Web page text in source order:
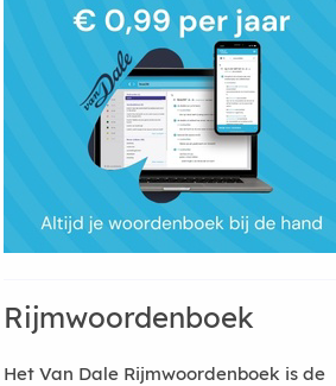
Rijmwoordenboek
Het Van Dale Rijmwoordenboek is de